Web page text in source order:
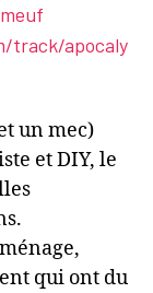
track/apocaly
un mec)
et DIY, le
qui ont du